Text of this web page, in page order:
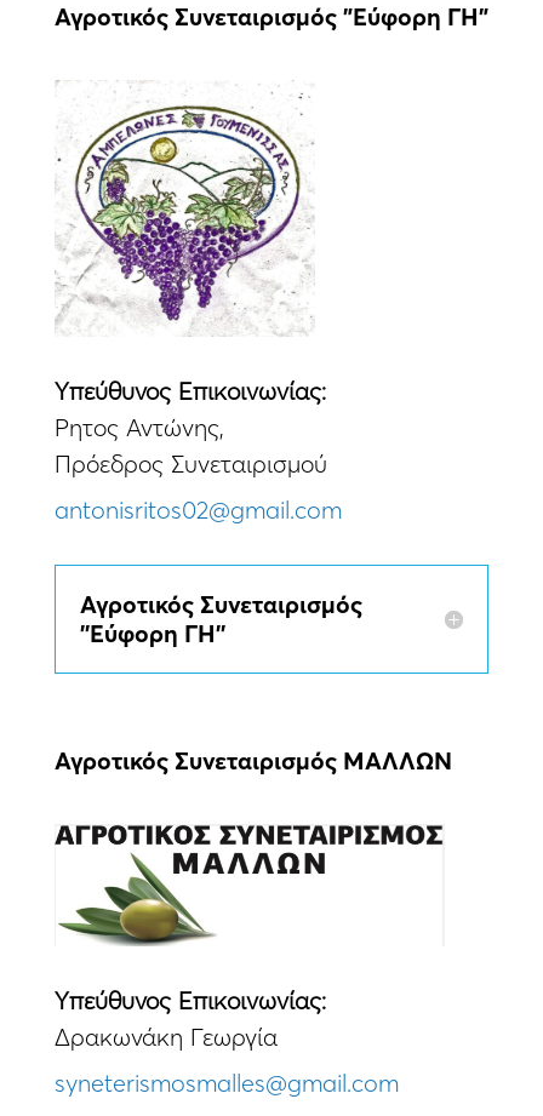
Αγροτικός Συνεταιρισμός ”Εύφορη ΓΗ”
Yπεύθυνος Eπικοινωνίας:
Ρητος Αντώνης,
Πρόεδρος Συνεταιρισμού
antonisritos02@gmail.com
Αγροτικός Συνεταιρισμός
''Εύφορη ΓΗ''
Αγροτικός Συνεταιρισμός ΜΑΛΛΩΝ
Yπεύθυνος Eπικοινωνίας:
Δρακωνάκη Γεωργία
syneterismosmalles@gmail.com